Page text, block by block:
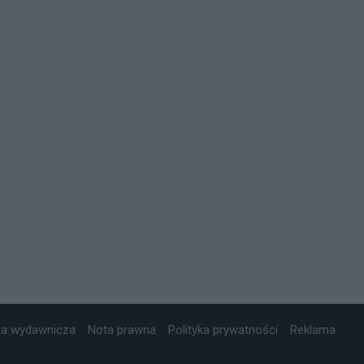
wydawnicza Nota prawna Polityka prywatności Reklama